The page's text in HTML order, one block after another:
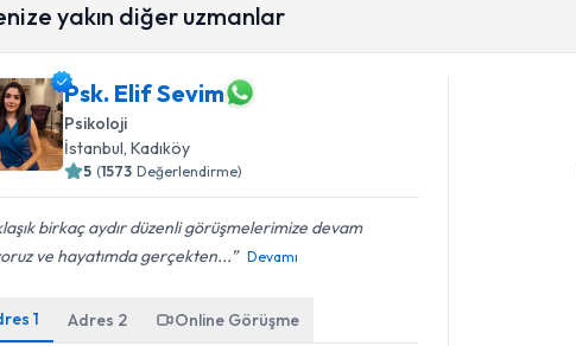
yakın diğer uzmanlar
Psk. Elif Sevim
Psikoloji
İstanbul, Kadıköy
5 (1573 Değerlendirme)
birkaç aydır düzenli görüşmelerimize devam
ve hayatımda gerçekten...
Devamı
1 Adres 2 Online Görüşme